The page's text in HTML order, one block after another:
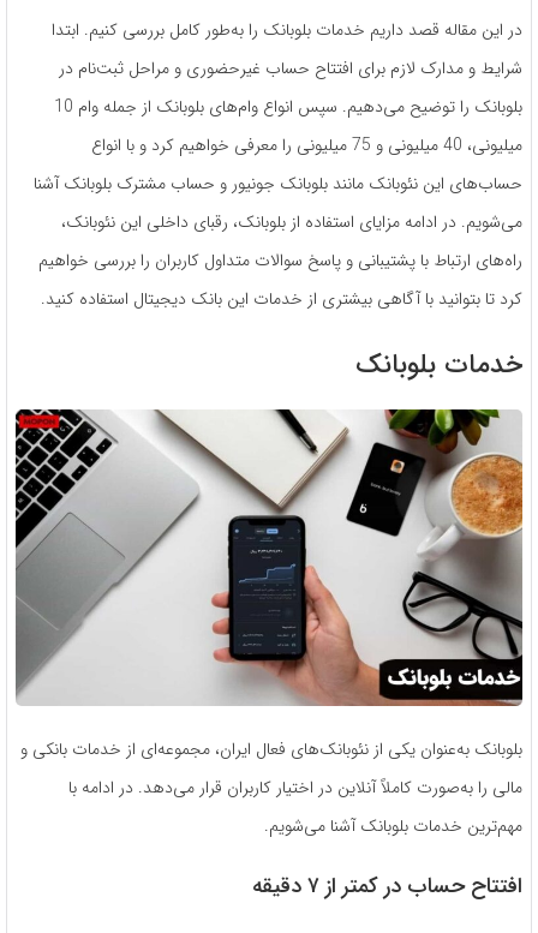
در این مقاله قصد داریم خدمات بلوبانک را به‌طور کامل بررسی کنیم. ابتدا
شرایط و مدارک لازم برای افتتاح حساب غیرحضوری و مراحل ثبت‌نام در
بلوبانک را توضیح می‌دهیم. سپس انواع وام‌های بلوبانک از جمله وام 10
میلیونی، 40 میلیونی و 75 میلیونی را معرفی خواهیم کرد و با انواع
حساب‌های این نئوبانک مانند بلوبانک جونیور و حساب مشترک بلوبانک آشنا
می‌شویم. در ادامه مزایای استفاده از بلوبانک، رقبای داخلی این نئوبانک،
راه‌های ارتباط با پشتیبانی و پاسخ سوالات متداول کاربران را بررسی خواهیم
کرد تا بتوانید با آگاهی بیشتری از خدمات این بانک دیجیتال استفاده کنید.
خدمات بلوبانک
بلوبانک به‌عنوان یکی از نئوبانک‌های فعال ایران، مجموعه‌ای از خدمات بانکی و
مالی را به‌صورت کاملاً آنلاین در اختیار کاربران قرار می‌دهد. در ادامه با
مهم‌ترین خدمات بلوبانک آشنا می‌شویم.
افتتاح حساب در کمتر از ۷ دقیقه